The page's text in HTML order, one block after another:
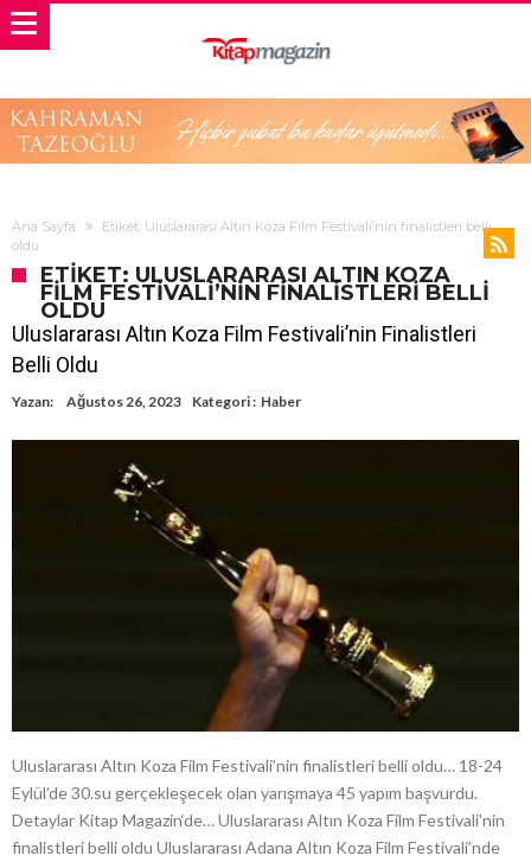
Ana Sayfa
Etiket: Uluslararası Altın Koza Film Festivali’nin finalistleri belli
oldu
ETIKET: ULUSLARARASI ALTIN KOZA
FILM FESTIVALI’NIN FINALISTLERI BELLI
OLDU
Uluslararası Altın Koza Film Festivali’nin Finalistleri
Belli Oldu
Yazan: Ağustos 26, 2023 Kategori : Haber
Uluslararası Altın Koza Film Festivali’nin finalistleri belli oldu… 18-24
Eylül’de 30.su gerçekleşecek olan yarışmaya 45 yapım başvurdu.
Detaylar Kitap Magazin‘de… Uluslararası Altın Koza Film Festivali’nin
finalistleri belli oldu Uluslararası Adana Altın Koza Film Festivali’nde